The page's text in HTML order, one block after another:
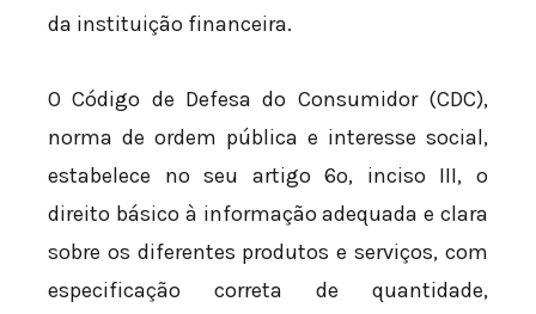
da instituição financeira.
O Código de Defesa do Consumidor (CDC),
norma de ordem pública e interesse social,
estabelece no seu artigo 6º, inciso III, o
direito básico à informação adequada e clara
sobre os diferentes produtos e serviços, com
especificação correta de quantidade,